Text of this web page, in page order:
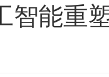
智能重